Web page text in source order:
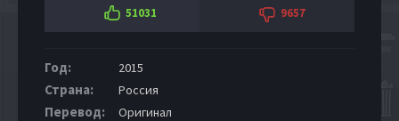
51031 9657
Год: 2015
Страна: Россия
Перевод: Оригинал